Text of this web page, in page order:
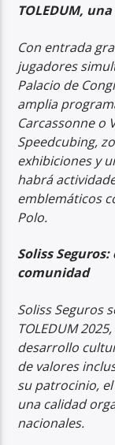
TOLEDUM,
Con entrada
jugadores
Palacio de
amplia
Carcassonne o
Speedcubing,
exhibiciones y
habrá
emblemáticos
Polo.
Soliss
comunidad
Soliss Seguros
TOLEDUM
desarrollo
de valores
su patrocinio,
una calidad
nacionales.